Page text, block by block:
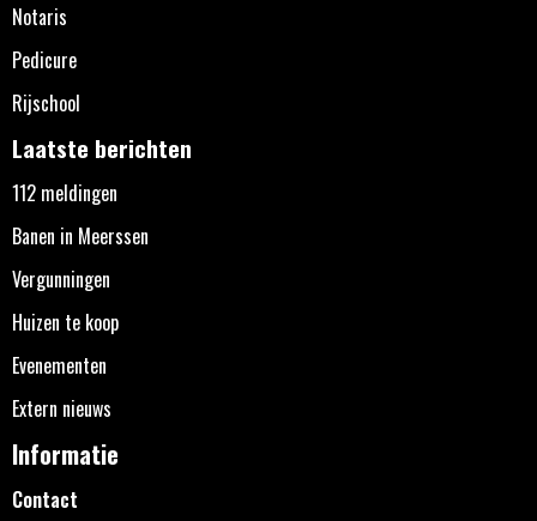
Notaris
Pedicure
Rijschool
Laatste berichten
112 meldingen
Banen in Meerssen
Vergunningen
Huizen te koop
Evenementen
Extern nieuws
Informatie
Contact